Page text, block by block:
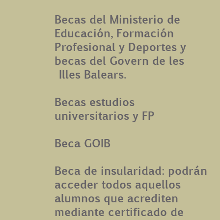
Becas del Ministerio de
Educación, Formación
Profesional y Deportes y
becas del Govern de les
Illes Balears.
Becas estudios
universitarios y FP
Beca GOIB
Beca de insularidad: podrán
acceder todos aquellos
alumnos que acrediten
mediante certificado de